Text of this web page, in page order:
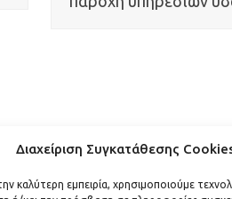
Διαχείριση Συγκατάθεσης
καλύτερη εμπειρία, χρησιμοποιούμε